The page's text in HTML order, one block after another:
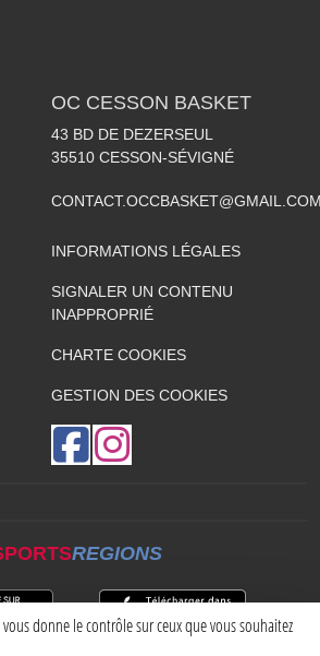
OC CESSON BASKET
43 BD DE DEZERSEUL
35510 CESSON-SÉVIGNÉ
INFORMATIONS LÉGALES
SIGNALER UN CONTENU
INAPPROPRIÉ
CHARTE COOKIES
GESTION DES COOKIES
REGIONS
donne le contrôle sur ceux que vous souhaitez